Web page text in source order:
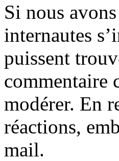
Si nous
internautes
puissent
commentaire
modérer. En
réactions,
mail.